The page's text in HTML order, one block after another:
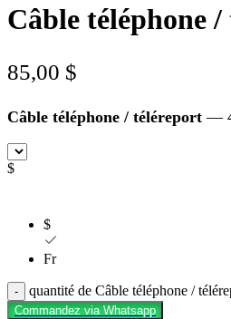
Câble téléphone
85,00 $
Câble téléphone / téléreport —
$
$
Fr
quantité de Câble téléphone /
Commandez via Whatsapp